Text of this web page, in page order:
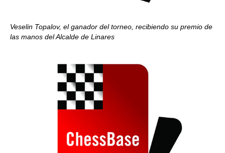
Veselin Topalov, el ganador del torneo, recibiendo su premio de
las manos del Alcalde de Linares